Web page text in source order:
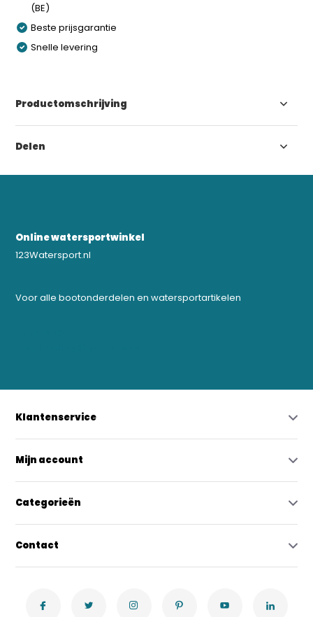
(BE)
Beste prijsgarantie
Snelle levering
Productomschrijving
Delen
Online watersportwinkel
123Watersport.nl
Voor alle bootonderdelen en watersportartikelen
Klantenservice
Mijn account
Categorieën
Contact